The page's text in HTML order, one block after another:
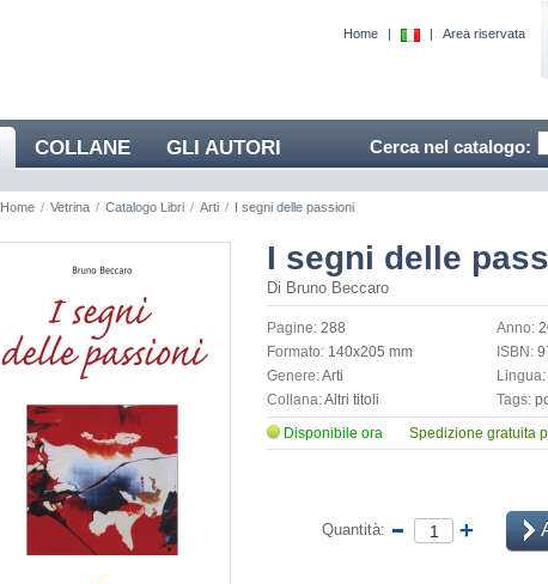
Home | | Area riservata
Cerca nel catalogo:
COLLANE GLI AUTORI
Home / Vetrina / Catalogo Libri / Arti / I segni delle passioni
I segni delle
Di Bruno Beccaro
Pagine: 288
Formato: 140x205 mm
Genere:Arti
Collana:Altri titoli
Anno:
ISBN:
Lingua:
Tags:
Spedizione gratuita
Disponibile ora
Quantità: